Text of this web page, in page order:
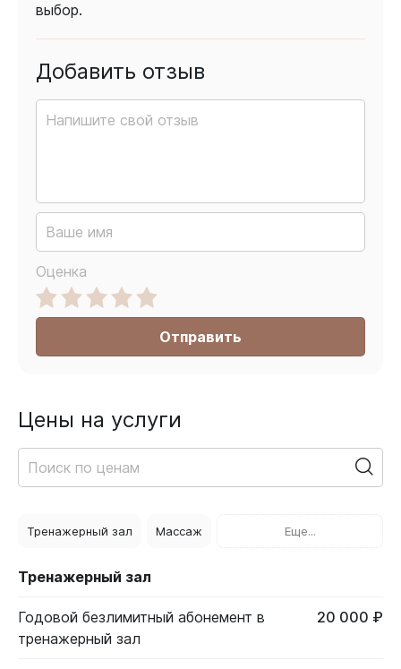
выбор.
Добавить отзыв
Оценка
Отправить
Цены на услуги
Тренажерный зал Массаж Еще...
Тренажерный зал
Годовой безлимитный абонемент в
тренажерный зал
20 000 ₽